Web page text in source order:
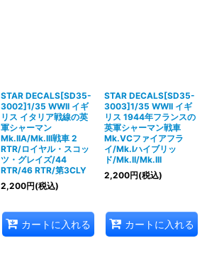
STAR DECALS[SD35-
3002]1/35 WWII イギ
リス イタリア戦線の英
軍シャーマン
Mk.IIA/Mk.III戦車 2
RTR/ロイヤル・スコッ
ツ・グレイズ/44
RTR/46 RTR/第3CLY
2,200円(税込)
カートに入れる
STAR DECALS[SD35-
3003]1/35 WWII イギ
リス 1944年フランスの
英軍シャーマン戦車
Mk.VCファイアフラ
イ/Mk.Iハイブリッ
ド/Mk.II/Mk.III
2,200円(税込)
カートに入れる